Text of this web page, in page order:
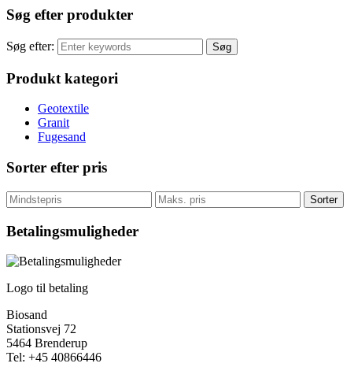
Søg efter produkter
Søg efter:
Produkt kategori
Geotextile
Granit
Fugesand
Sorter efter pris
Sorter
Betalingsmuligheder
Logo til betaling
Biosand
Stationsvej 72
5464 Brenderup
Tel: +45 40866446